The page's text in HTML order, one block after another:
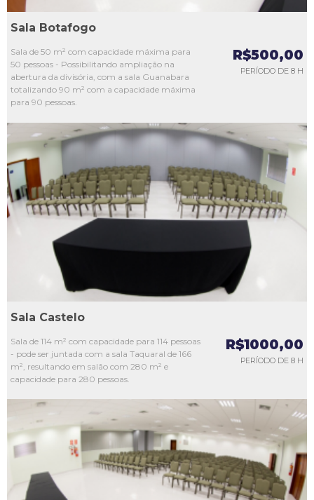
Sala Botafogo
Sala de 50 m² com capacidade máxima para
50 pessoas - Possibilitando ampliação na
abertura da divisória, com a sala Guanabara
totalizando 90 m² com a capacidade máxima
para 90 pessoas.
R$500,00
PERÍODO DE 8 H
L2
L3
L4
Sala Castelo
Sala de 114 m² com capacidade para 114 pessoas
- pode ser juntada com a sala Taquaral de 166
m², resultando em salão com 280 m² e
capacidade para 280 pessoas.
R$1000,00
PERÍODO DE 8 H
L3
L4